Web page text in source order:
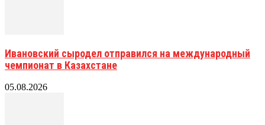
Ивановский сыродел отправился на международный
чемпионат в Казахстане
05.08.2026